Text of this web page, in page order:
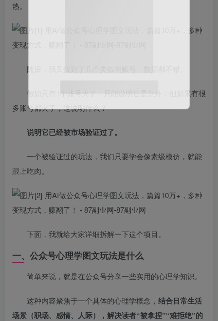
热。
随后，我又找到了几个类似的账号，数据都不错。
假如只有1个账号火了，只能说明它是意外；但如果有很
多账号都火了，这说明什么？
说明它已经被市场验证过了。
一个被验证过的玩法，我们只要学会像素级模仿，就能
跟上吃肉。
下面，我就给大家详细拆解一下这个项目。
一、公众号心理学图文玩法是什么
简单来说，就是在公众号分享一些实用的心理学知识。
这种内容聚焦于一个具体的心理学概念， 结合日常生活
场景（职场、感情、人际），解决读者“被拿捏”“难拒绝”的